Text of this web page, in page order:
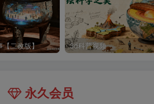
【二改版】 3d科普视频
永久会员